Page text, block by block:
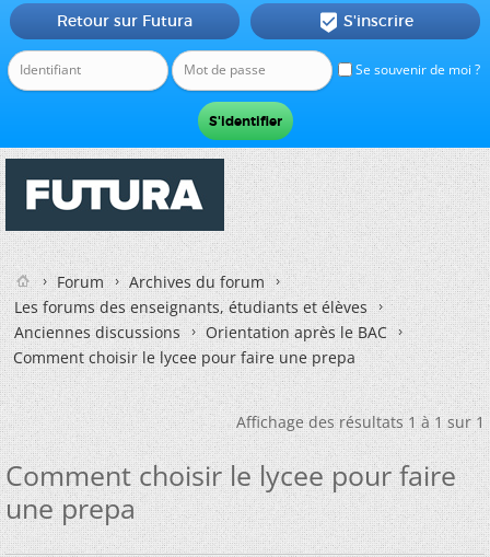
Se souvenir de moi ?
Retour sur Futura  S'inscrire
Forum
Archives du forum
Les forums des enseignants, étudiants et élèves
Anciennes discussions
Orientation après le BAC
Comment choisir le lycee pour faire une prepa
Affichage des résultats 1 à 1 sur 1
Comment choisir le lycee pour faire
une prepa